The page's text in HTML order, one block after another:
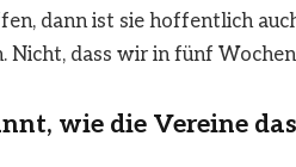
dann ist sie hoffentlich
Nicht, dass wir in fünf
wie die Vereine